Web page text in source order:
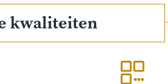
kwaliteiten